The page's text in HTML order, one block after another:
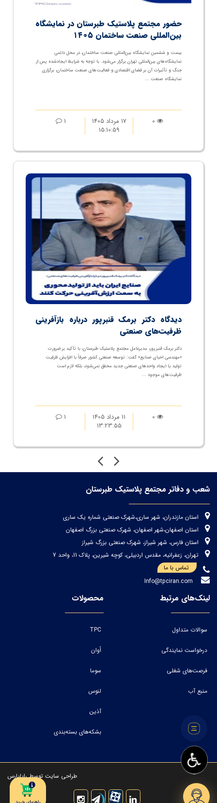
حضور مجتمع پلاستیک طبرستان در نمایشگاه
بین‌المللی صنعت ساختمان ۱۴۰۵
بیست و ششمین نمایشگاه بین‌المللی صنعت ساختمان، در محل دائمی
نمایشگاه‌های بین‌المللی تهران برگزار می‌شود. با توجه به شرایط ایجادشده پس از
جنگ و تأثیرات آن بر فضای اقتصادی و فعالیت‌های صنعت ساختمان، برگزاری
نمایشگاه صنعت ...
0
17 مرداد 1405
15:10:59
1
دیدگاه دکتر برمک قنبرپور درباره بازآفرینی
ظرفیت‌های صنعتی
دکتر برمک قنبرپور، مدیرعامل مجتمع پلاستیک طبرستان، با تأکید بر ضرورت
«مهندسی احیای صنایع» گفت: توسعه صنعتی کشور صرفاً با افزایش ظرفیت
تولید یا ایجاد واحدهای صنعتی جدید محقق نمی‌شود، بلکه لازم است
ظرفیت‌های موجود ...
0
11 مرداد 1405
13:23:55
1
شعب و دفاتر مجتمع پلاستیک طبرستان
استان مازندران، شهر ساری،شهرک صنعتی شماره یک ساری
استان اصفهان،شهر اصفهان، شهرک صنعتی بزرگ اصفهان
استان فارس، شهر شیراز، شهرک صنعتی بزرگ شیراز
تهران، زعفرانیه، مقدس اردبیلی، کوچه شیرین، پلاک 11، واحد 7
تماس با ما
لینک‌های مرتبط
سوالات متداول
درخواست نمایندگی
فرصت‌های شغلی
منبع آب
محصولات
TPC
اُوان
سوما
لنوس
آذین
بشکه‌های بسته‌بندی
طراحی سایت توسطرایاپارس